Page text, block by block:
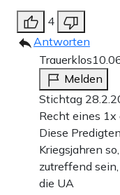
4
Antworten
Trauerklos
Melden
Stichtag
Recht eines 1x
Diese
Kriegsjahren
zutreffend
die UA